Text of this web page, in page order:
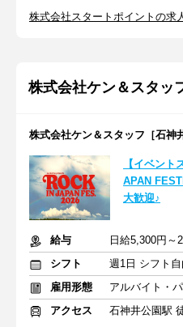
株式会社スタートポイントの求
株式会社ケン＆スタッ
株式会社ケン＆スタッフ［石神
【イベン
APAN
大歓迎♪
給与
シフト
週1日 シフト
雇用形態
アルバイト・
アクセス
石神井公園駅